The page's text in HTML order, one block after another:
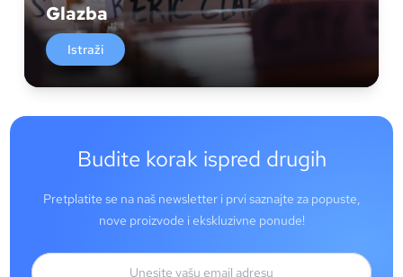
Glazba
Istraži
Budite korak ispred drugih
Pretplatite se na naš newsletter i prvi saznajte za popuste,
nove proizvode i ekskluzivne ponude!